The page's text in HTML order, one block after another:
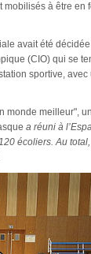
mobilisés à être en
avait été
(CIO) qui se
sportive, avec
monde meilleur",
a réuni à
écoliers. Au